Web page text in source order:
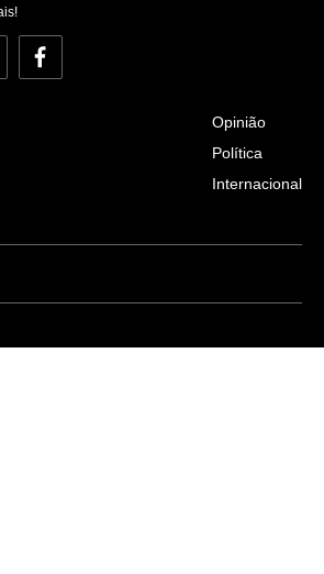
Facebook
Opinião
Política
Internacional